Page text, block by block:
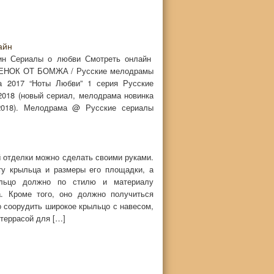
Сериалы о любви Смотреть онлайн
ОТ БОМЖА / Русские мелодрамы
“Ноты Любви” 1 серия Русские
(новый сериал, мелодрама новинка
Мелодрама @ Русские сериалы
отделки можно сделать своими руками.
крыльца и размеры его площадки, а
должно по стилю и материалу
Кроме того, оно должно получиться
широкое крыльцо с навесом,
для […]